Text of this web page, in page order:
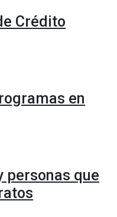
Crédito
en
personas que